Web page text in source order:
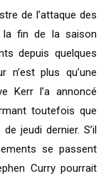
de l’attaque des
la fin de la saison
depuis quelques
n’est plus qu’une
Kerr l’a annoncé
toutefois que
jeudi dernier. S’il
se passent
Curry pourrait